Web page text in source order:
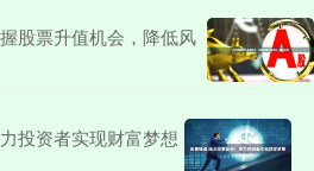
股票升值机会，降低风
投资者实现财富梦想